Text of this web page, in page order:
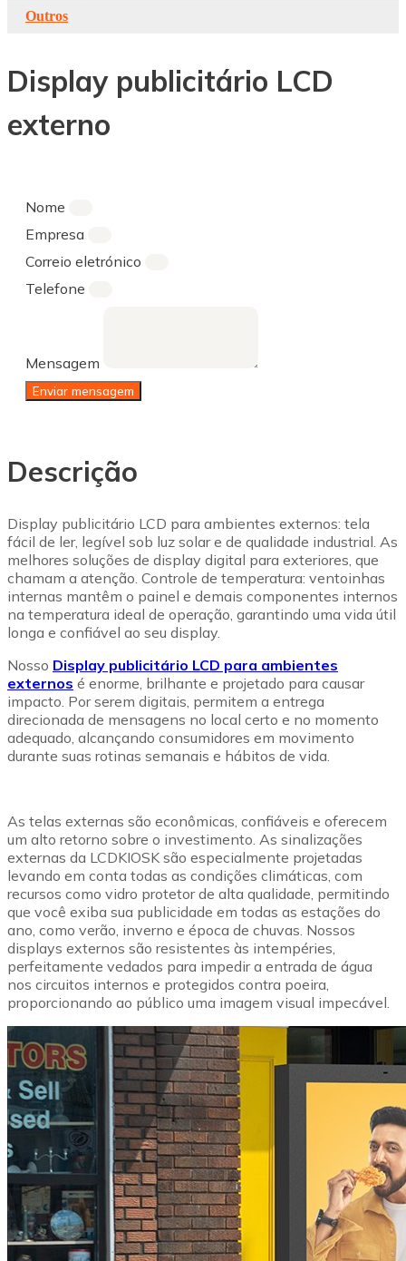
Outros
Display publicitário LCD
externo
Nome
Empresa
Correio eletrónico
Telefone
Mensagem
Enviar mensagem
Descrição
Display publicitário LCD para ambientes externos: tela
fácil de ler, legível sob luz solar e de qualidade industrial. As
melhores soluções de display digital para exteriores, que
chamam a atenção. Controle de temperatura: ventoinhas
internas mantêm o painel e demais componentes internos
na temperatura ideal de operação, garantindo uma vida útil
longa e confiável ao seu display.
Nosso Display publicitário LCD para ambientes
externos é enorme, brilhante e projetado para causar
impacto. Por serem digitais, permitem a entrega
direcionada de mensagens no local certo e no momento
adequado, alcançando consumidores em movimento
durante suas rotinas semanais e hábitos de vida.
As telas externas são econômicas, confiáveis e oferecem
um alto retorno sobre o investimento. As sinalizações
externas da LCDKIOSK são especialmente projetadas
levando em conta todas as condições climáticas, com
recursos como vidro protetor de alta qualidade, permitindo
que você exiba sua publicidade em todas as estações do
ano, como verão, inverno e época de chuvas. Nossos
displays externos são resistentes às intempéries,
perfeitamente vedados para impedir a entrada de água
nos circuitos internos e protegidos contra poeira,
proporcionando ao público uma imagem visual impecável.